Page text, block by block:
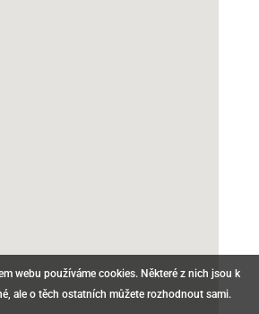
webu používáme cookies. Některé z nich jsou k
ale o těch ostatních můžete rozhodnout sami.